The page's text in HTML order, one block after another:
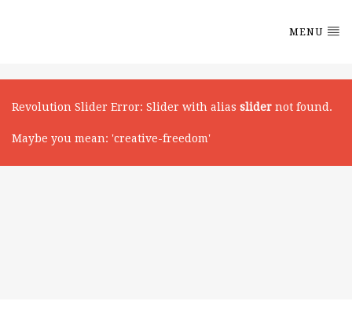
MENU
Revolution Slider Error: Slider with alias slider not found.
Maybe you mean: 'creative-freedom'